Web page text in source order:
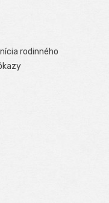
rodinného